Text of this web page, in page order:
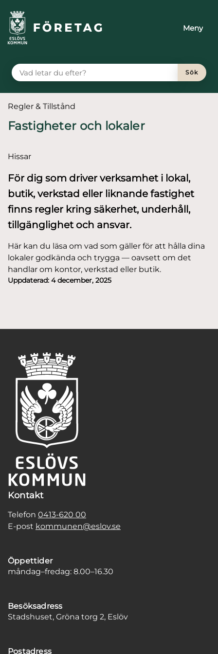
till innehåll
huvudmeny
till sidomeny
Meny
VAD LETAR DU EFTER?
Sök
Du är här:
Regler & Tillstånd
Fastigheter och lokaler
Hissar
För dig som driver verksamhet i lokal,
butik, verkstad eller liknande fastighet
finns regler kring säkerhet, underhåll,
tillgänglighet och ansvar.
Här kan du läsa om vad som gäller för att hålla dina
lokaler godkända och trygga — oavsett om det
handlar om kontor, verkstad eller butik.
Uppdaterad: 4 december, 2025
Kontakt
Telefon 0413-620 00
E-post kommunen@eslov.se
Öppettider
måndag–fredag: 8.00–16.30
Besöksadress
Stadshuset, Gröna torg 2, Eslöv
Postadress